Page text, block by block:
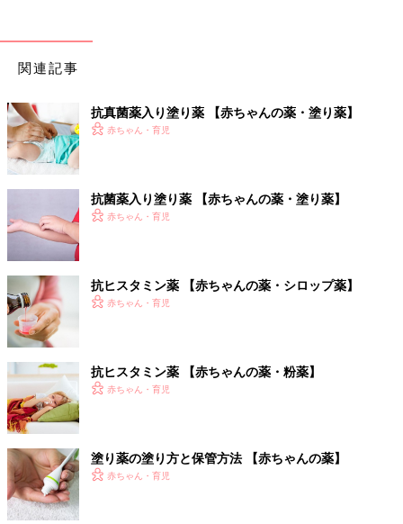
関連記事
抗真菌薬入り塗り薬 【赤ちゃんの薬・塗り薬】
赤ちゃん・育児
抗菌薬入り塗り薬 【赤ちゃんの薬・塗り薬】
赤ちゃん・育児
抗ヒスタミン薬 【赤ちゃんの薬・シロップ薬】
赤ちゃん・育児
抗ヒスタミン薬 【赤ちゃんの薬・粉薬】
赤ちゃん・育児
塗り薬の塗り方と保管方法 【赤ちゃんの薬】
赤ちゃん・育児